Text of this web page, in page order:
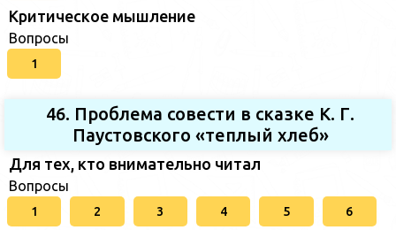
Критическое мышление
Вопросы
1
46. Проблема совести в сказке К. Г.
Паустовского «теплый хлеб»
Для тех, кто внимательно читал
Вопросы
1 2 3 4 5 6